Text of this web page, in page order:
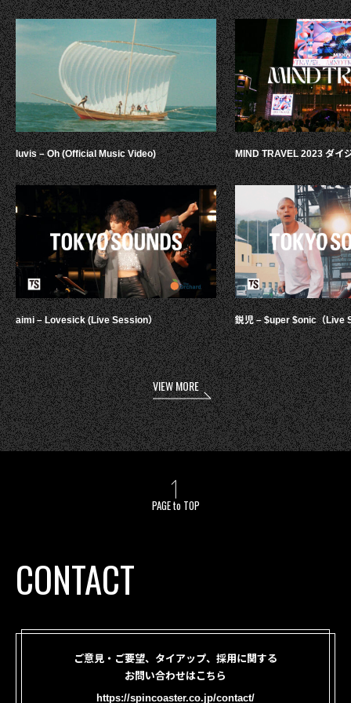
luvis – Oh (Official Music Video)
aimi – Lovesick (Live Session）
MIND TRAVEL 2023 ダイ
鋭児 – $uper $onic（Live
VIEW MORE
PAGE to TOP
CONTACT
ご意見・ご要望、タイアップ、採用に関する
お問い合わせはこちら
https://spincoaster.co.jp/contact/